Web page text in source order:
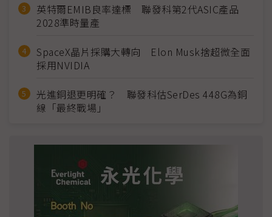
英特爾EMIB良率達標 聯發科第2代ASIC產品
2028準時量產
SpaceX晶片採購大轉向 Elon Musk捨超微全面
採用NVIDIA
光進銅退更明確？ 聯發科估SerDes 448G為銅
線「最終戰場」